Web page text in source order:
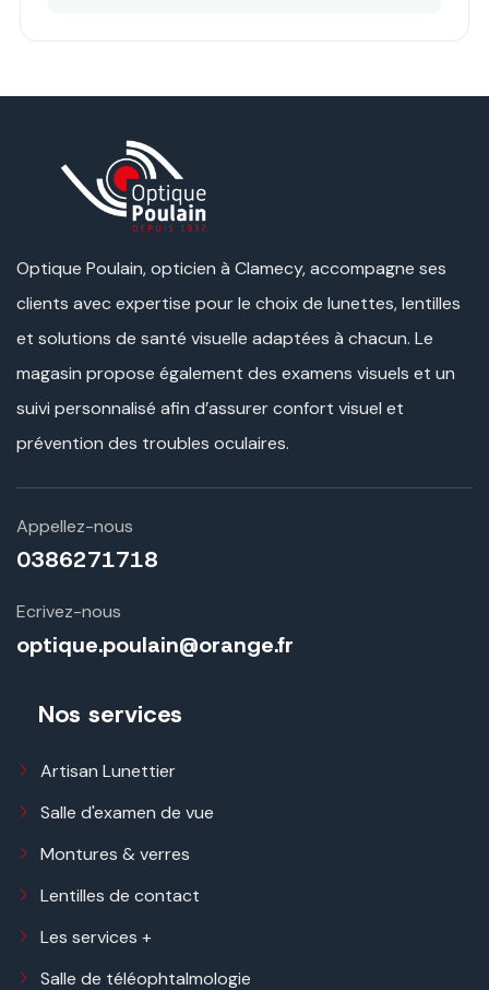
Optique Poulain, opticien à Clamecy, accompagne ses
clients avec expertise pour le choix de lunettes, lentilles
et solutions de santé visuelle adaptées à chacun. Le
magasin propose également des examens visuels et un
suivi personnalisé afin d’assurer confort visuel et
prévention des troubles oculaires.
Appellez-nous
0386271718
Ecrivez-nous
optique.poulain@orange.fr
Nos services
Artisan Lunettier
Salle d'examen de vue
Montures & verres
Lentilles de contact
Les services +
Salle de téléophtalmologie